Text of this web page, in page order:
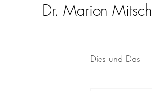
Dr. Marion
Dies und Das